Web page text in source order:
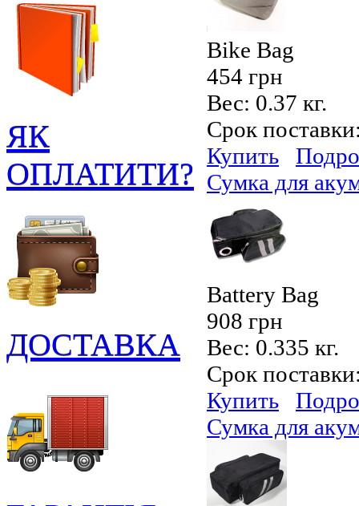
Bike Bag
454 грн
Вес: 0.37 кг.
Срок
Купить
Сумка для
Battery Bag
908 грн
Вес: 0.335 кг.
Срок
Купить
Сумка для
ЯК
ОПЛАТИТИ?
ДОСТАВКА